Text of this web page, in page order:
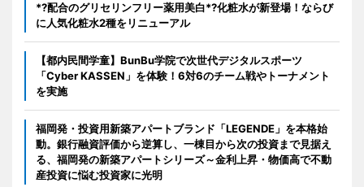
*?配合のグリセリンフリー薬用美白*?化粧水が新登場！ならび
に人気化粧水2種をリニューアル
【都内民間学童】BunBu学院で次世代デジタルスポーツ
「Cyber KASSEN」を体験！6対6のチーム戦やトーナメント
を実施
福岡発・投資用新築アパートブランド「LEGENDE」を本格始
動。銀行融資評価から逆算し、一棟目から次の投資まで見据え
る、福岡発の新築アパートシリーズ～金利上昇・物価高で不動
産投資に悩む投資家に光明